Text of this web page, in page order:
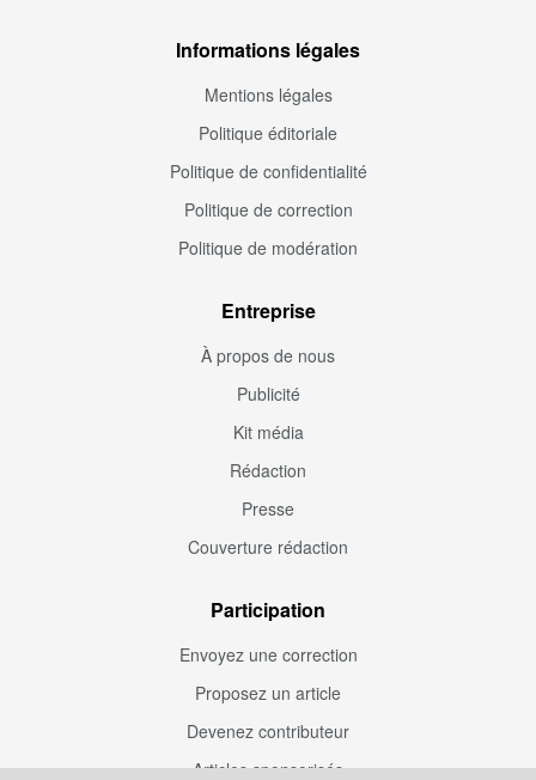
Informations légales
Mentions légales
Politique éditoriale
Politique de confidentialité
Politique de correction
Politique de modération
Entreprise
À propos de nous
Publicité
Kit média
Rédaction
Presse
Couverture rédaction
Participation
Envoyez une correction
Proposez un article
Devenez contributeur
Articles sponsorisés